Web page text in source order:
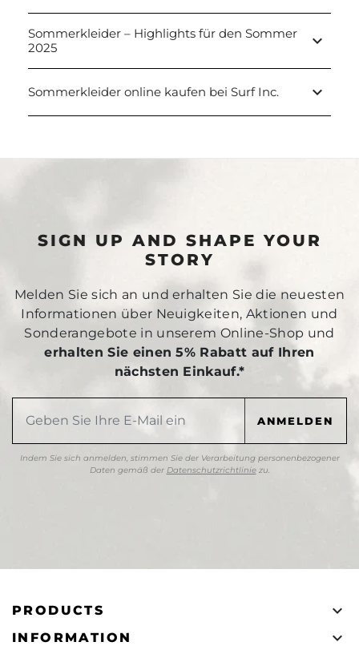
Sommerkleider – Highlights für den Sommer
2025
keyboard_arrow_down
Sommerkleider online kaufen bei Surf Inc. keyboard_arrow_down
SIGN UP AND SHAPE YOUR
STORY
Melden Sie sich an und erhalten Sie die neuesten
Informationen über Neuigkeiten, Aktionen und
Sonderangebote in unserem Online-Shop und
erhalten Sie einen 5% Rabatt auf Ihren
nächsten Einkauf.*
Indem Sie sich anmelden, stimmen Sie der Verarbeitung personenbezogener
Daten gemäß der Datenschutzrichtliniezu.
PRODUCTS 
INFORMATION 